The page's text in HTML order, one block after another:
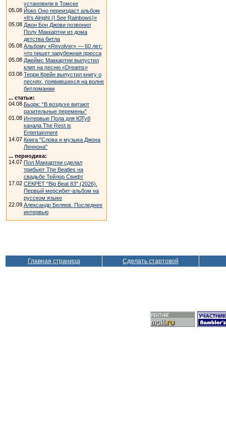
установили в Томске
05.08 Йоко Оно переиздаст альбом
«It’s Alright (I See Rainbows)»
05.08 Джон Бон Джови позвонил
Полу Маккартни из дома
детства битла
05.08 Альбому «Revolver» — 60 лет:
что пишет зарубежная пресса
05.08 Джеймс Маккартни выпустил
клип на песню «Dreams»
03.08 Терри Крейн выпустил книгу о
песнях, появившихся на волне
битломании
... статьи:
04.08 Бьорк: “В воздухе витают
разительные перемены”
01.08 Интервью Пола для ЮТуб
канала The Rest is
Entertainment
14.07 Книга "Слова и музыка Джона
Леннона"
... периодика:
14.07 Пол Маккартни сделал
трибьют The Beatles на
свадьбе Тейлор Свифт
17.02 СЕКРЕТ "Big Beat 83" (2026).
Первый мерсибит-альбом на
русском языке
22.09 Александр Беляев. Последнее
интервью
Главная страница Сделать стартовой